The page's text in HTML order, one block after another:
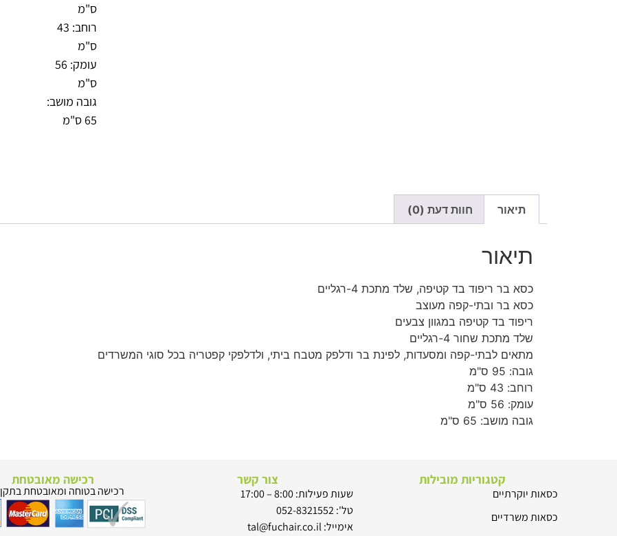
ס"מ
רוחב: 43
ס"מ
עומק: 56
ס"מ
גובה מושב:
65 ס"מ
תיאור חוות דעת (0)
תיאור
כסא בר ריפוד בד קטיפה, שלד מתכת 4-רגליים
כסא בר ובתי-קפה מעוצב
ריפוד בד קטיפה במגוון צבעים
שלד מתכת שחור 4-רגליים
מתאים לבתי-קפה ומסעדות, לפינת בר ודלפק מטבח ביתי, ולדלפקי קפטריה בכל סוגי המשרדים
גובה: 95 ס"מ
רוחב: 43 ס"מ
עומק: 56 ס"מ
גובה מושב: 65 ס"מ
קטגוריות מובילות
כסאות יוקרתיים
כסאות משרדיים
צור קשר
שעות פעילות: 8:00 – 17:00
טל': 052-8321552
אימייל: tal@fuchair.co.il
רכישה מאובטחת
רכישה בטוחה ומאובטחת בתקן SSL